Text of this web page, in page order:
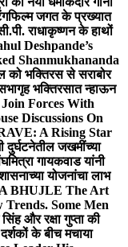
फिल्म जगत के प्रख्यात
राधाकृष्णन के हाथों
Deshpande’s
Shanmukhananda
को भक्तिरस से सराबोर
भक्तिरसात न्हाऊन
Forces With
Discussions On
A Rising Star
दुर्घटनेतील जखमींच्या
गायकवाड यांनी
योजनांचा लाभ
BHUJLE The Art
Some Men
और रक्षा गुप्ता की
के बीच मचाया